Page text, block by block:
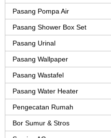
Pasang Pompa Air
Pasang Shower Box Set
Pasang Urinal
Pasang Wallpaper
Pasang Wastafel
Pasang Water Heater
Pengecatan Rumah
Bor Sumur & Stros